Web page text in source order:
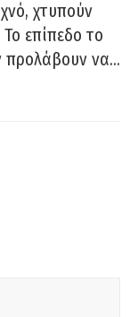
χτυπούν
επίπεδο το
προλάβουν να…